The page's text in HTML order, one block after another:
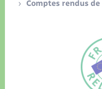
Comptes rendus de